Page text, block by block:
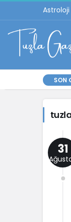
Astroloji
tuzla
optik
SON
31